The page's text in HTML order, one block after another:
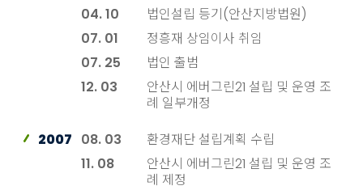
04. 10
법인설립 등기(안산지방법원)
07. 01
정흥재 상임이사 취임
07. 25
법인 출범
12. 03
안산시 에버그린21 설립 및 운영 조
례 일부개정
2007 08. 03
환경재단 설립계획 수립
11. 08
안산시 에버그린21 설립 및 운영 조
례 제정